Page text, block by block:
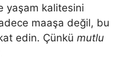
yaşam kalitesini
maaşa değil, bu
edin. Çünkü mutlu